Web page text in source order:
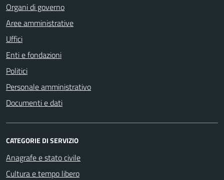
Organi di governo
Aree amministrative
Uffici
Enti e fondazioni
Politici
Personale amministrativo
Documenti e dati
CATEGORIE DI SERVIZIO
Anagrafe e stato civile
Cultura e tempo libero